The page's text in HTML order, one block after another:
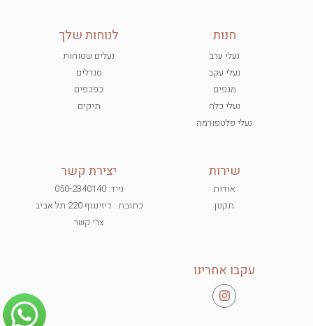
חנות
נעלי ערב
נעלי עקב
מגפים
נעלי כלה
נעלי פלטפורמה
לנוחות שלך
נעלים שטוחות
סנדלים
כפכפים
תיקים
שירות
אודות
תקנון
יצירת קשר
נייד: 050-2340140
כתובת : דיזינגוף 220 תל אביב
צרי קשר
עקבו אחרינו